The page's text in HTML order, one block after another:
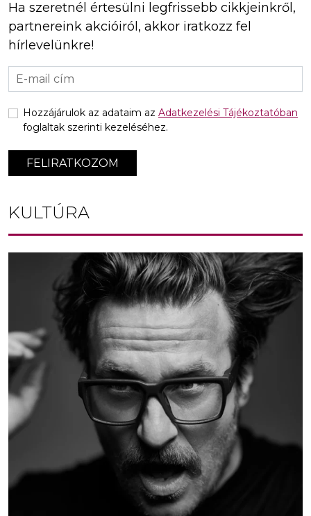
Ha szeretnél értesülni legfrissebb cikkjeinkről,
partnereink akcióiról, akkor iratkozz fel
hírlevelünkre!
FELIRATKOZOM
Hozzájárulok az adataim az Adatkezelési Tájékoztatóban
foglaltak szerinti kezeléséhez.
KULTÚRA